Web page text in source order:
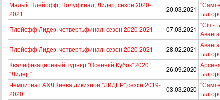
Малый Плейофф, Полуфинал, Лидер, сезон 2020-
2021
20.03.2021
Плейофф Лидер, четвертьфинал, сезон 2020-2021
07.03.2021
"Сiч -
Плейофф Лидер, четвертьфинал, сезон 2020-2021
28.02.2021
Квалификационный турнир "Осенний Кубок" 2020
"Лидер "
26.09.2020
Чемпионат АХЛ Киева,дивизион "ЛИДЕР",сезон 2019-
2020
03.03.2020